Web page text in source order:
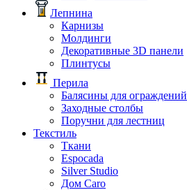
Лепнина
Карнизы
Молдинги
Декоративные 3D панели
Плинтусы
Перила
Балясины для ограждений
Заходные столбы
Поручни для лестниц
Текстиль
Ткани
Espocada
Silver Studio
Дом Caro